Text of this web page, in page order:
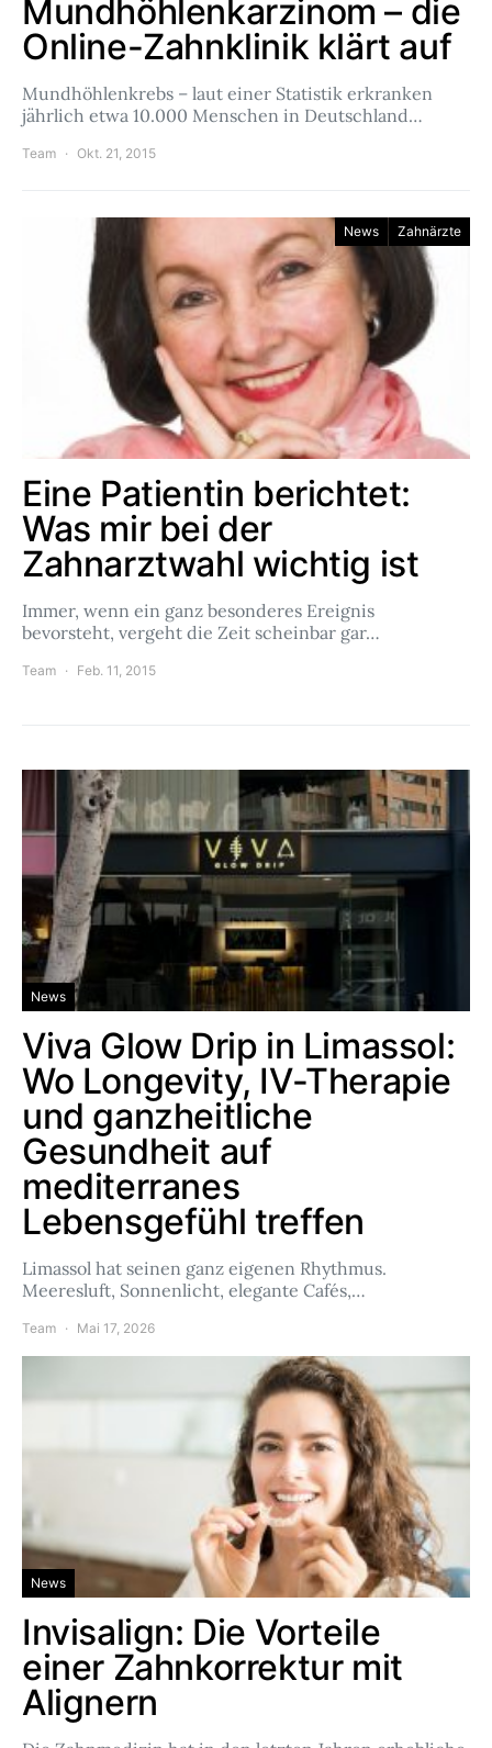
Mundhöhlenkarzinom – die
Online-Zahnklinik klärt auf
Mundhöhlenkrebs – laut einer Statistik erkranken
jährlich etwa 10.000 Menschen in Deutschland…
Team Okt. 21, 2015
News Zahnärzte
Eine Patientin berichtet:
Was mir bei der
Zahnarztwahl wichtig ist
Immer, wenn ein ganz besonderes Ereignis
bevorsteht, vergeht die Zeit scheinbar gar…
Team Feb. 11, 2015
News
Viva Glow Drip in Limassol:
Wo Longevity, IV-Therapie
und ganzheitliche
Gesundheit auf
mediterranes
Lebensgefühl treffen
Limassol hat seinen ganz eigenen Rhythmus.
Meeresluft, Sonnenlicht, elegante Cafés,…
Team Mai 17, 2026
News
Invisalign: Die Vorteile
einer Zahnkorrektur mit
Alignern